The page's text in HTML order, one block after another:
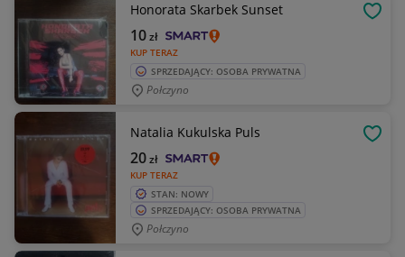
Honorata Skarbek Sunset
KUP TERAZ
10zł
SPRZEDAJĄCY: OSOBA PRYWATNA
Połczyno
Natalia Kukulska Puls
KUP TERAZ
20zł
STAN: NOWY
SPRZEDAJĄCY: OSOBA PRYWATNA
Połczyno